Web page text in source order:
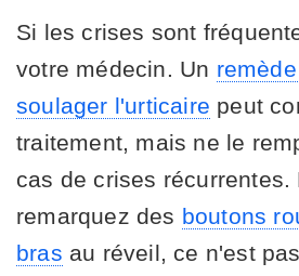
Si les crises sont
votre médecin. Un
soulager l'urticaire peut
traitement, mais ne le
cas de crises récurrentes.
remarquez des boutons
bras au réveil, ce n'est